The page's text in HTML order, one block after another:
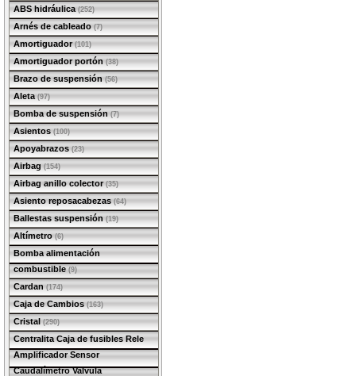
ABS hidráulica (252)
Arnés de cableado (7)
Amortiguador (101)
Amortiguador portón (38)
Brazo de suspensión (56)
Aleta (97)
Bomba de suspensión (7)
Asientos (100)
Apoyabrazos (23)
Airbag (154)
Airbag anillo colector (35)
Asiento reposacabezas (64)
Ballestas suspensión (19)
Altímetro (6)
Bomba alimentación
combustible(9)
Cardan (174)
Caja de Cambios (163)
Cristal (290)
Centralita Caja de fusibles Rele
Amplificador Sensor
Caudalímetro Valvula